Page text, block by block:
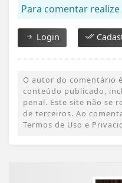
Para comentar
Login
O autor do comentário
conteúdo publicado,
penal. Este site não se
de terceiros. Ao
Termos de Uso e